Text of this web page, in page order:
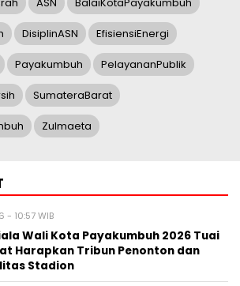
DisiplinASN EfisiensiEnergi
Payakumbuh PelayananPublik
SumateraBarat
Zulmaeta
10:57 WIB
Wali Kota Payakumbuh 2026 Tuai
Harapkan Tribun Penonton dan
Stadion